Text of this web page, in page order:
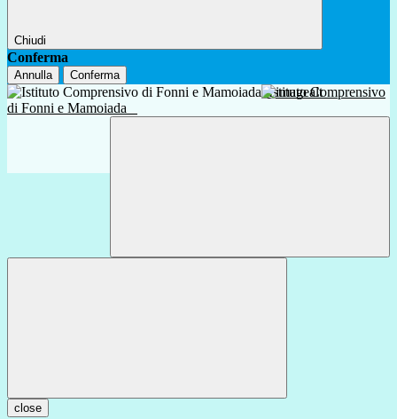
Chiudi
Conferma
Annulla Conferma
Istituto Comprensivo
di Fonni e Mamoiada
close